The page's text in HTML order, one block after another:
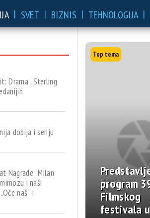
| SVET | BIZNIS | TEHNOLOGIJA |
Drama „Sterling
dobija i seriju
Nagrade „Milan
i naši
naš“ i
program 39.
ima
hit:
vrhu
Amazon ne
odustaje,
Melanija dobija